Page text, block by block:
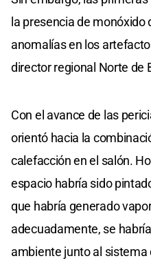
la presencia de
anomalías en los
director regional Norte de
Con el avance de las
orientó hacia la
calefacción en el salón.
espacio habría sido
que habría generado
adecuadamente, se
ambiente junto al sistema